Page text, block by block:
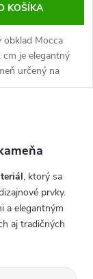
KOŠÍKA
obklad Mocca
je elegantný
určený na
interiéri aj
, ktorý sa
prvky.
a elegantným
aj tradičných